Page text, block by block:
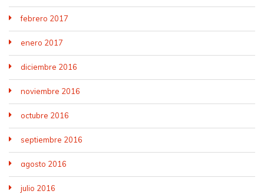
febrero 2017
enero 2017
diciembre 2016
noviembre 2016
octubre 2016
septiembre 2016
agosto 2016
julio 2016